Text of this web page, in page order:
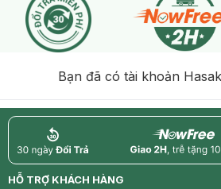
Bạn đã có tài khoản
return nowfree
HỖ TRỢ KHÁCH HÀNG